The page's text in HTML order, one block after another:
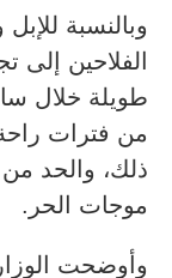
وبالنسبة
الفلاحين إلى
طويلة خلال
من فترات
ذلك، والحد من
موجات الحر.
وأوضحت